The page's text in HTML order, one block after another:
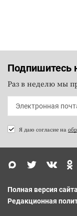
Подпишитесь
Раз в неделю мы
Я даю согласие на
Полная версия сайта
Редакционная